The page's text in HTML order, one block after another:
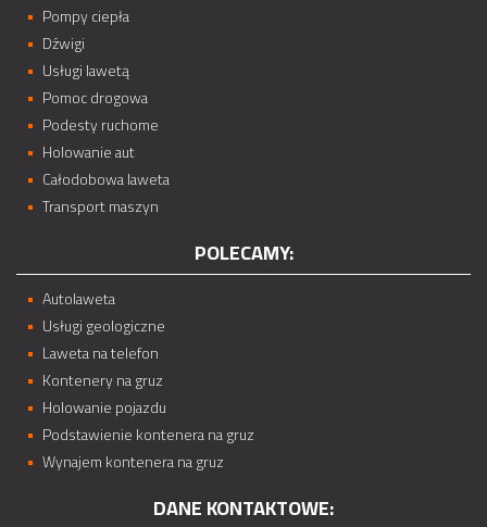
Pompy ciepła
Dźwigi
Usługi lawetą
Pomoc drogowa
Podesty ruchome
Holowanie aut
Całodobowa laweta
Transport maszyn
POLECAMY:
Autolaweta
Usługi geologiczne
Laweta na telefon
Kontenery na gruz
Holowanie pojazdu
Podstawienie kontenera na gruz
Wynajem kontenera na gruz
DANE KONTAKTOWE: